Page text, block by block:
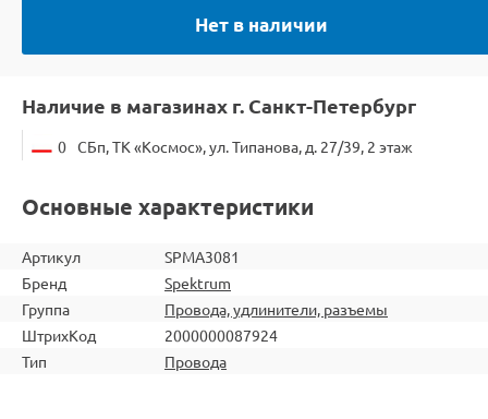
Нет в наличии
Наличие в магазинах г. Санкт-Петербург
0 СБп, ТК «Космос», ул. Типанова, д. 27/39, 2 этаж
Основные характеристики
Артикул
SPMA3081
Бренд
Spektrum
Группа
Провода, удлинители, разъемы
ШтрихКод
2000000087924
Тип
Провода